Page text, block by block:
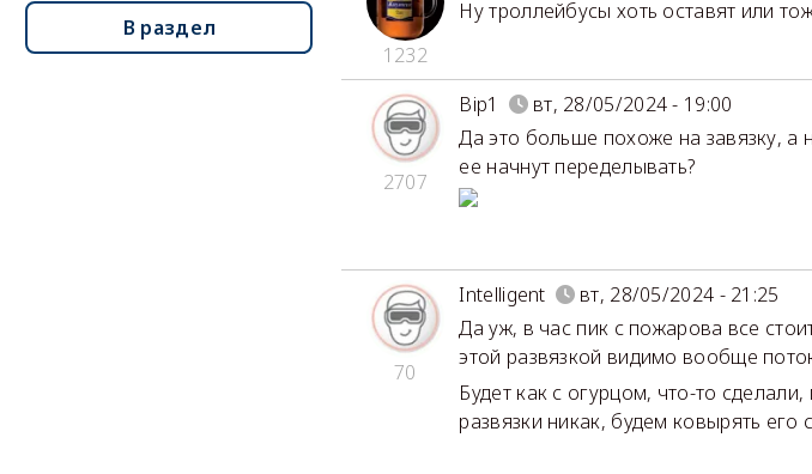
1232
Ну троллейбусы хоть оставят или
2707
Bip1
вт, 28/05/2024 - 19:00
Да это больше похоже на завязку, а
ее начнут переделывать?
70
Intelligent
вт, 28/05/2024 - 21:25
Да уж, в час пик с пожарова все
этой развязкой видимо вообще
Будет как с огурцом, что-то
развязки никак, будем ковырять его
В раздел